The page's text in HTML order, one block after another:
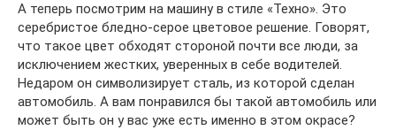
А теперь посмотрим на машину в стиле «Техно». Это
серебристое бледно-серое цветовое решение. Говорят,
что такое цвет обходят стороной почти все люди, за
исключением жестких, уверенных в себе водителей.
Недаром он символизирует сталь, из которой сделан
автомобиль. А вам понравился бы такой автомобиль или
может быть он у вас уже есть именно в этом окрасе?